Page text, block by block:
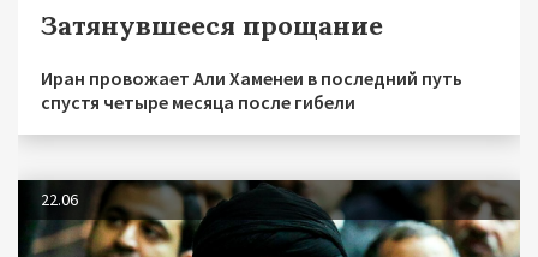
Затянувшееся прощание
Иран провожает Али Хаменеи в последний путь
спустя четыре месяца после гибели
22.06